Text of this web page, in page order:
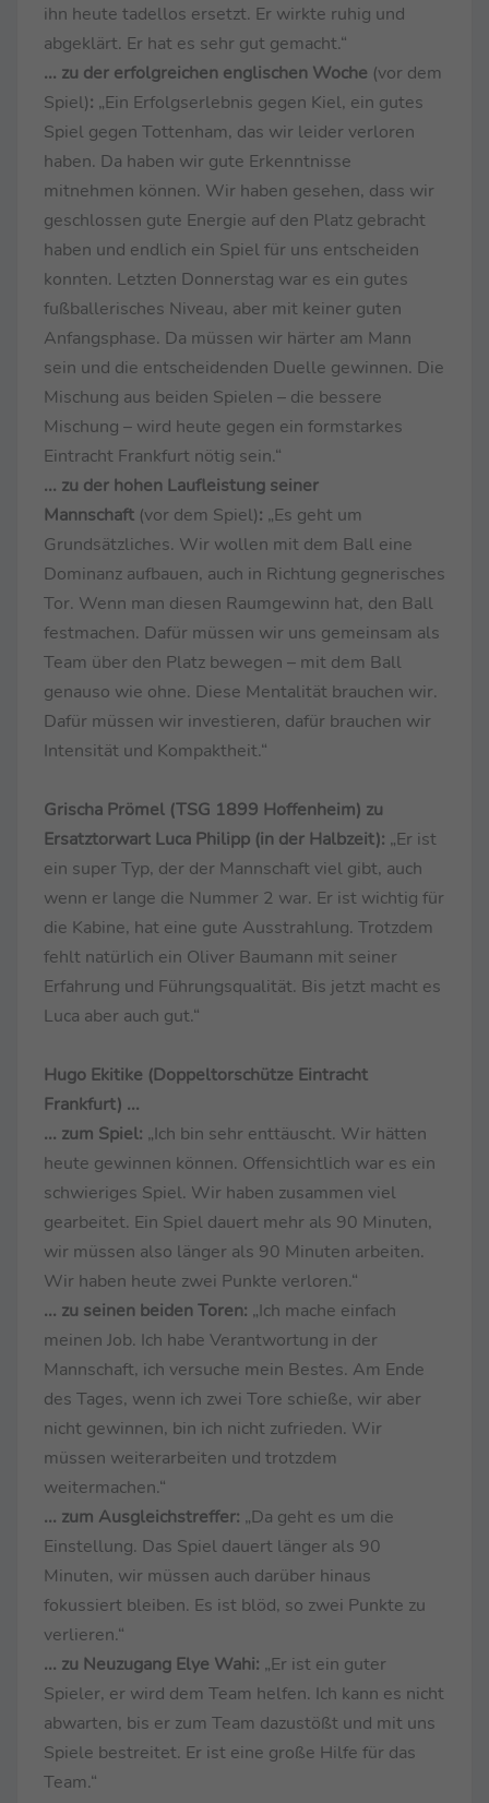
ihn heute tadellos ersetzt. Er wirkte ruhig und
abgeklärt. Er hat es sehr gut gemacht.“
... zu der erfolgreichen englischen Woche (vor dem
Spiel): „Ein Erfolgserlebnis gegen Kiel, ein gutes
Spiel gegen Tottenham, das wir leider verloren
haben. Da haben wir gute Erkenntnisse
mitnehmen können. Wir haben gesehen, dass wir
geschlossen gute Energie auf den Platz gebracht
haben und endlich ein Spiel für uns entscheiden
konnten. Letzten Donnerstag war es ein gutes
fußballerisches Niveau, aber mit keiner guten
Anfangsphase. Da müssen wir härter am Mann
sein und die entscheidenden Duelle gewinnen. Die
Mischung aus beiden Spielen – die bessere
Mischung – wird heute gegen ein formstarkes
Eintracht Frankfurt nötig sein.“
... zu der hohen Laufleistung seiner
Mannschaft (vor dem Spiel): „Es geht um
Grundsätzliches. Wir wollen mit dem Ball eine
Dominanz aufbauen, auch in Richtung gegnerisches
Tor. Wenn man diesen Raumgewinn hat, den Ball
festmachen. Dafür müssen wir uns gemeinsam als
Team über den Platz bewegen – mit dem Ball
genauso wie ohne. Diese Mentalität brauchen wir.
Dafür müssen wir investieren, dafür brauchen wir
Intensität und Kompaktheit.“
Grischa Prömel (TSG 1899 Hoffenheim) zu
Ersatztorwart Luca Philipp (in der Halbzeit): „Er ist
ein super Typ, der der Mannschaft viel gibt, auch
wenn er lange die Nummer 2 war. Er ist wichtig für
die Kabine, hat eine gute Ausstrahlung. Trotzdem
fehlt natürlich ein Oliver Baumann mit seiner
Erfahrung und Führungsqualität. Bis jetzt macht es
Luca aber auch gut.“
Hugo Ekitike (Doppeltorschütze Eintracht
Frankfurt) ...
... zum Spiel: „Ich bin sehr enttäuscht. Wir hätten
heute gewinnen können. Offensichtlich war es ein
schwieriges Spiel. Wir haben zusammen viel
gearbeitet. Ein Spiel dauert mehr als 90 Minuten,
wir müssen also länger als 90 Minuten arbeiten.
Wir haben heute zwei Punkte verloren.“
... zu seinen beiden Toren: „Ich mache einfach
meinen Job. Ich habe Verantwortung in der
Mannschaft, ich versuche mein Bestes. Am Ende
des Tages, wenn ich zwei Tore schieße, wir aber
nicht gewinnen, bin ich nicht zufrieden. Wir
müssen weiterarbeiten und trotzdem
weitermachen.“
... zum Ausgleichstreffer: „Da geht es um die
Einstellung. Das Spiel dauert länger als 90
Minuten, wir müssen auch darüber hinaus
fokussiert bleiben. Es ist blöd, so zwei Punkte zu
verlieren.“
... zu Neuzugang Elye Wahi: „Er ist ein guter
Spieler, er wird dem Team helfen. Ich kann es nicht
abwarten, bis er zum Team dazustößt und mit uns
Spiele bestreitet. Er ist eine große Hilfe für das
Team.“